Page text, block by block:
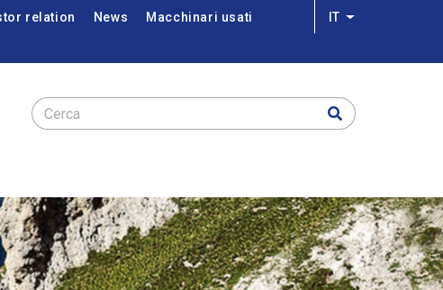
relation News Macchinari usati IT List additional
Cerca